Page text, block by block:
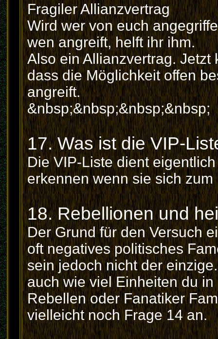
Fragiler Allianzvertrag
Wird wer von euch
wen angreift, helft ihr ihm.
Also ein Allianzvertrag.
dass die Möglichkeit offen
angreift.
&nbsp;&nbsp;&nbsp;&nbsp;
17. Was ist die VIP-
Die VIP-Liste dient
erkennen wenn sie sich
18. Rebellionen und
Der Grund für den Versuch
oft negatives politisches
sein jedoch nicht der
auch wie viel Einheiten du
Rebellen oder Fanatiker
vielleicht noch Frage 14 an.